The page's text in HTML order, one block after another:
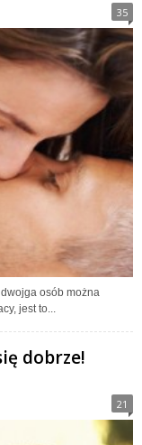
35
osób można
jest to...
dobrze!
21